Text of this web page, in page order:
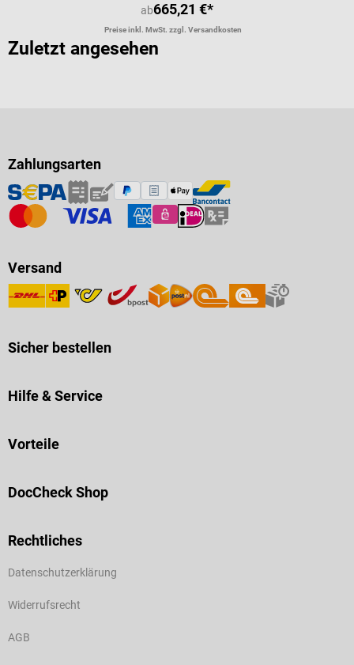
ab665,21 €*
Preise inkl. MwSt. zzgl. Versandkosten
Zuletzt angesehen
Zahlungsarten
Versand
Sicher bestellen
Hilfe & Service
Vorteile
DocCheck Shop
Rechtliches
Datenschutzerklärung
Widerrufsrecht
AGB